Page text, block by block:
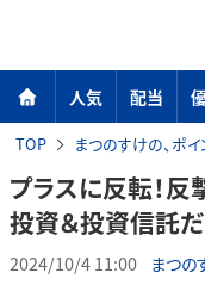
人気 配当
TOP まつのすけの、ポ
プラスに反転！反
投資＆投資信託だ
2024/10/4 11:00 まつの